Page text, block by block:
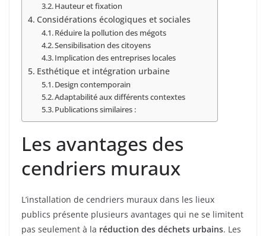
Hauteur et fixation
Considérations écologiques et sociales
Réduire la pollution des mégots
Sensibilisation des citoyens
Implication des entreprises locales
Esthétique et intégration urbaine
Design contemporain
Adaptabilité aux différents contextes
Publications similaires :
Les avantages des
cendriers muraux
L’installation de cendriers muraux dans les lieux
publics présente plusieurs avantages qui ne se limitent
pas seulement à la réduction des déchets urbains. Les